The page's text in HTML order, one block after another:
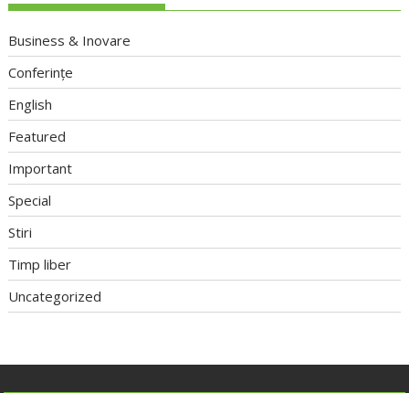
Business & Inovare
Conferințe
English
Featured
Important
Special
Stiri
Timp liber
Uncategorized